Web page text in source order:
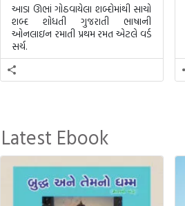
આડા ઊભાં ગોઠવાયેલા શબ્દોમાંથી સાચો
શબ્દ શોધતી ગુજરાતી ભાષાની
ઓનલાઇન રમાતી પ્રથમ રમત એટલે વર્ડ
સર્ચ.
Latest Ebook